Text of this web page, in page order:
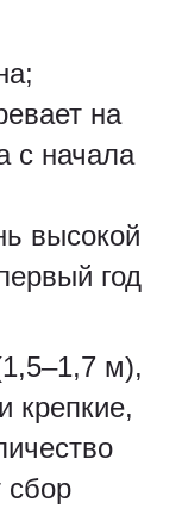
на
с начала
высокой
год
м),
крепкие,
сбор